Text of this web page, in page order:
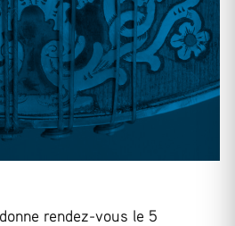
rendez-vous le 5